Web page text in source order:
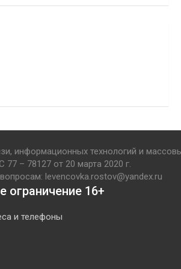
информационных технологий и
– 78127 от 20 марта 2020 г.
levencovka.rostov@yandex.ru
ограничение 16+
и телефоны